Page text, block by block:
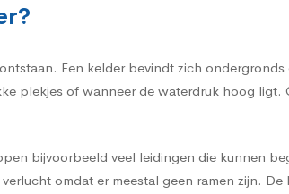
Een kelder bevindt zich
plekjes of wanneer de waterdruk hoog ligt.
bijvoorbeeld veel leidingen die kunnen
omdat er meestal geen ramen zijn.